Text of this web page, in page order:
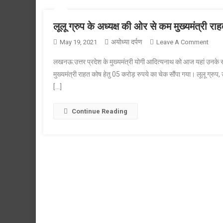
लूलू ग्रुप के अध्यक्ष की ओर से कम मुख्यमंत्री
May 19, 2021 अयोध्या दर्पण Leave A CommentOn
ग्रुप
के
लखनऊ:उत्तर प्रदेश के मुख्यमंत्री योगी आदित्यनाथ को आज यहां
मुख्यमंत्री राहत कोष हेतु 05 करोड़ रुपये का चेक सौंपा गया। लूलू ग्रुप,
Continue Reading